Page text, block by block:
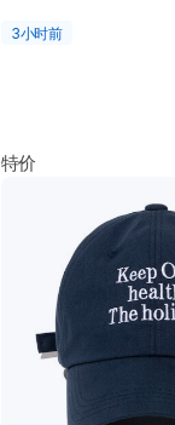
3小时前
特价